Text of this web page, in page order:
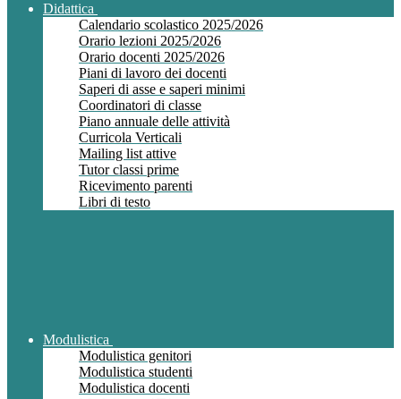
Didattica
Calendario scolastico 2025/2026
Orario lezioni 2025/2026
Orario docenti 2025/2026
Piani di lavoro dei docenti
Saperi di asse e saperi minimi
Coordinatori di classe
Piano annuale delle attività
Curricola Verticali
Mailing list attive
Tutor classi prime
Ricevimento parenti
Libri di testo
Modulistica
Modulistica genitori
Modulistica studenti
Modulistica docenti